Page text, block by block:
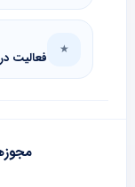
★ فعالیت